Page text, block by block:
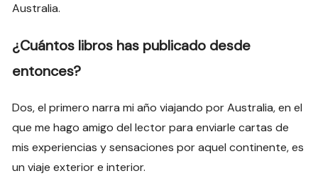
Australia.
¿Cuántos libros has publicado desde
entonces?
Dos, el primero narra mi año viajando por Australia, en el
que me hago amigo del lector para enviarle cartas de
mis experiencias y sensaciones por aquel continente, es
un viaje exterior e interior.